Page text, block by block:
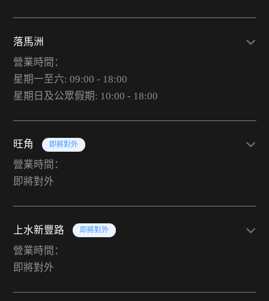
落馬洲
營業時間：
星期一至六: 09:00 - 18:00
星期日及公眾假期: 10:00 - 18:00
旺角 即將對外
營業時間：
即將對外
上水新豐路 即將對外
營業時間：
即將對外